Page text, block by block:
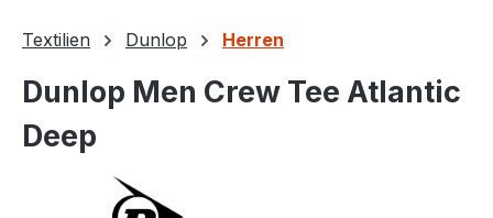
Textilien Dunlop Herren
Dunlop Men Crew Tee Atlantic
Deep